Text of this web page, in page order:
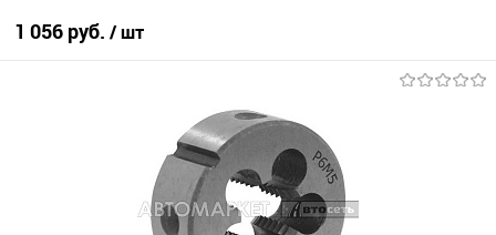
1 056 руб. / шт
В наличии